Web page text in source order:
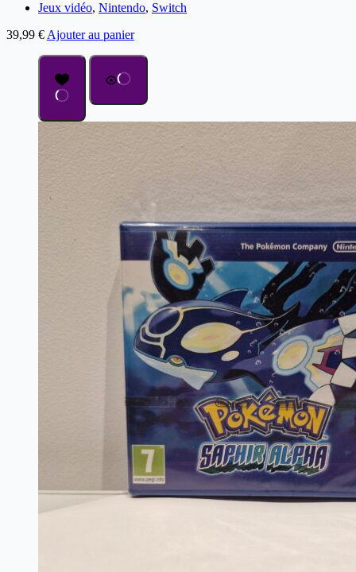
Jeux vidéo, Nintendo, Switch
39,99 € Ajouter au panier